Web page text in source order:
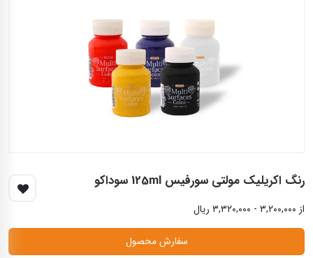
رنگ اكريليک مولتی سورفيس 125ml سوداكو
از ۳,۲۰۰,۰۰۰ - ۳,۳۲۰,۰۰۰ ریال
سفارش محصول